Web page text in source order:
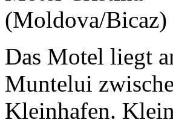
(Moldova/Bicaz)
Das Motel liegt
Muntelui
Kleinhafen.